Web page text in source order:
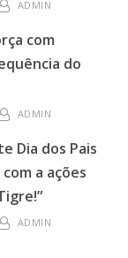
ADMIN
com
do
ADMIN
Dia dos Pais
a ações
ADMIN